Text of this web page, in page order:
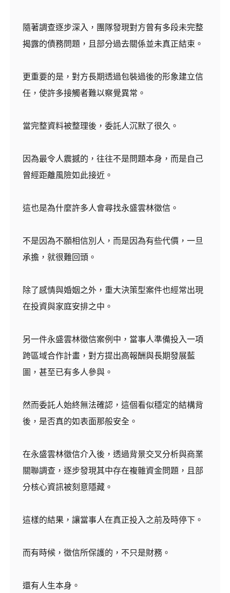
隨著調查逐步深入，團隊發現對方曾有多段未完整
揭露的債務問題，且部分過去關係並未真正結束。
更重要的是，對方長期透過包裝過後的形象建立信
任，使許多接觸者難以察覺異常。
當完整資料被整理後，委託人沉默了很久。
因為最令人震撼的，往往不是問題本身，而是自己
曾經距離風險如此接近。
這也是為什麼許多人會尋找永盛雲林徵信。
不是因為不願相信別人，而是因為有些代價，一旦
承擔，就很難回頭。
除了感情與婚姻之外，重大決策型案件也經常出現
在投資與家庭安排之中。
另一件永盛雲林徵信案例中，當事人準備投入一項
跨區域合作計畫，對方提出高報酬與長期發展藍
圖，甚至已有多人參與。
然而委託人始終無法確認，這個看似穩定的結構背
後，是否真的如表面那般安全。
在永盛雲林徵信介入後，透過背景交叉分析與商業
關聯調查，逐步發現其中存在複雜資金問題，且部
分核心資訊被刻意隱藏。
這樣的結果，讓當事人在真正投入之前及時停下。
而有時候，徵信所保護的，不只是財務。
還有人生本身。